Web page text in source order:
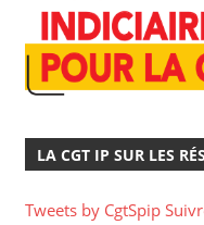
LA CGT IP SUR LES
Tweets by CgtSpip